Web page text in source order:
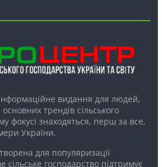
видання для людей,
основних трендів сільського
фокусі знаходяться, перш за все,
України.
для популяризації
господарство підтримує